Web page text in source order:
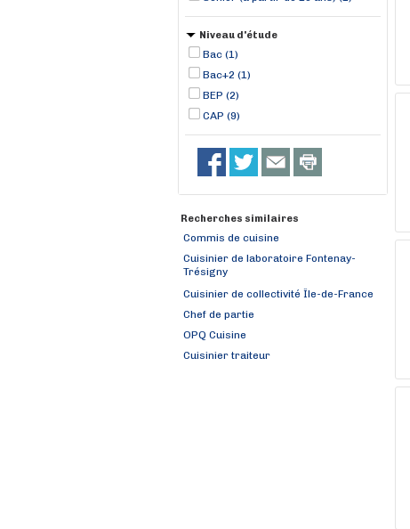
Niveau d'étude
Bac (1)
Bac+2 (1)
BEP (2)
CAP (9)
Recherches similaires
Commis de cuisine
Cuisinier de laboratoire Fontenay-
Trésigny
Cuisinier de collectivité Île-de-France
Chef de partie
OPQ Cuisine
Cuisinier traiteur